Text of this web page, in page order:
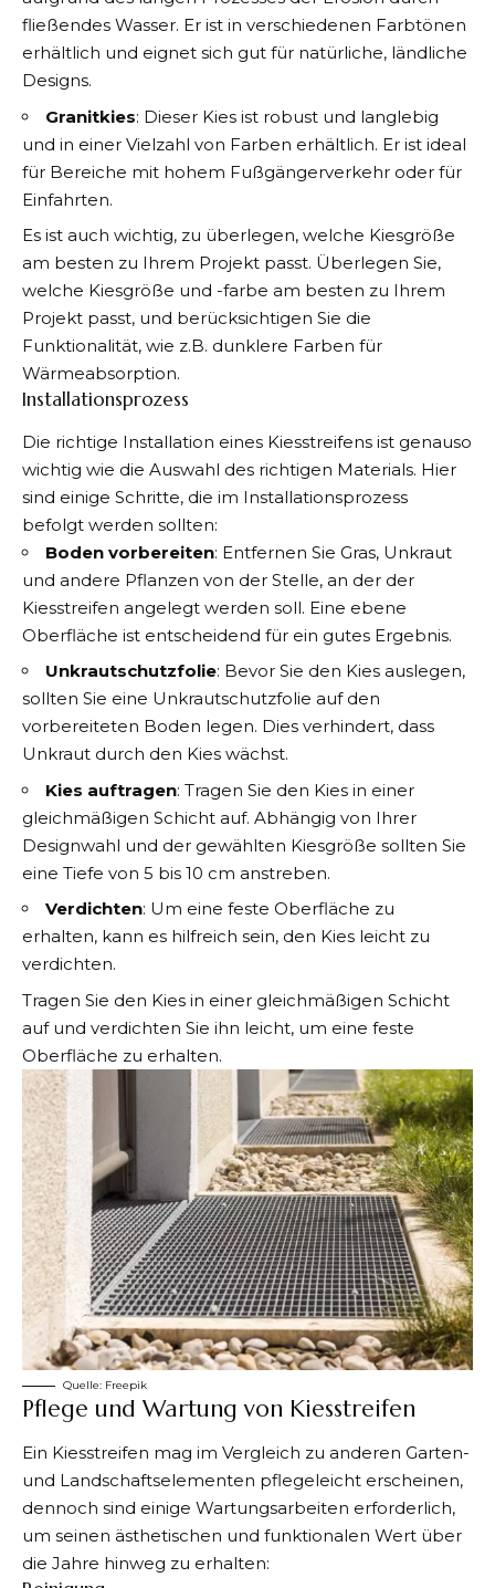
fließendes Wasser. Er ist in verschiedenen Farbtönen
erhältlich und eignet sich gut für natürliche, ländliche
Designs.
Granitkies: Dieser Kies ist robust und langlebig
und in einer Vielzahl von Farben erhältlich. Er ist ideal
für Bereiche mit hohem Fußgängerverkehr oder für
Einfahrten.
Es ist auch wichtig, zu überlegen, welche Kiesgröße
am besten zu Ihrem Projekt passt. Überlegen Sie,
welche Kiesgröße und -farbe am besten zu Ihrem
Projekt passt, und berücksichtigen Sie die
Funktionalität, wie z.B. dunklere Farben für
Wärmeabsorption.
Installationsprozess
Die richtige Installation eines Kiesstreifens ist genauso
wichtig wie die Auswahl des richtigen Materials. Hier
sind einige Schritte, die im Installationsprozess
befolgt werden sollten:
Boden vorbereiten: Entfernen Sie Gras, Unkraut
und andere Pflanzen von der Stelle, an der der
Kiesstreifen angelegt werden soll. Eine ebene
Oberfläche ist entscheidend für ein gutes Ergebnis.
Unkrautschutzfolie: Bevor Sie den Kies auslegen,
sollten Sie eine Unkrautschutzfolie auf den
vorbereiteten Boden legen. Dies verhindert, dass
Unkraut durch den Kies wächst.
Kies auftragen: Tragen Sie den Kies in einer
gleichmäßigen Schicht auf. Abhängig von Ihrer
Designwahl und der gewählten Kiesgröße sollten Sie
eine Tiefe von 5 bis 10 cm anstreben.
Verdichten: Um eine feste Oberfläche zu
erhalten, kann es hilfreich sein, den Kies leicht zu
verdichten.
Tragen Sie den Kies in einer gleichmäßigen Schicht
auf und verdichten Sie ihn leicht, um eine feste
Oberfläche zu erhalten.
Quelle: Freepik
Pflege und Wartung von Kiesstreifen
Ein Kiesstreifen mag im Vergleich zu anderen Garten-
und Landschaftselementen pflegeleicht erscheinen,
dennoch sind einige Wartungsarbeiten erforderlich,
um seinen ästhetischen und funktionalen Wert über
die Jahre hinweg zu erhalten: